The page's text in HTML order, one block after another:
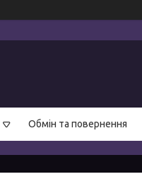
Обмін та повернення